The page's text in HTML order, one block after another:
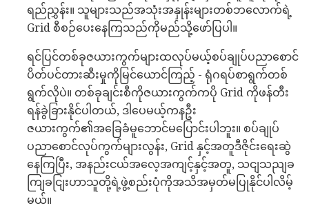
ရည်ညွှန်း။ သူများသည်အသုံးအနှုန်းများတစ်ဘလောက်ရဲ့
Grid စီစဉ်ပေးနေကြသည်ကိုမည်သို့ဖော်ပြပါ။
ရင်ပြင်တစ်ခုဇယားကွက်များထလုပ်မယ့်စပ်ချုပ်ပညာစောင်
ပိတ်ပင်တားဆီးမှုကိုမြင်ယောင်ကြည့် - ရုံဂရပ်စာရွက်တစ်
ရွက်လိုပဲ။ တစ်ခုချင်းစီကိုဇယားကွက်ကပို Grid ကိုဖန်တီး
ရန်ခွဲခြားနိုင်ပါတယ်, ဒါပေမယ့်ကနဦး
ဇယားကွက်၏အခြေခံမူဘောင်မပြောင်းပါဘူး။ စပ်ချုပ်
ပညာစောင်လုပ်ကွက်များလွန်း, Grid နှင့်အတူဒီဇိုင်းရေးဆွဲ
နေကြပြီး, အနည်းငယ်အလေ့အကျင့်နှင့်အတူ, သငျသညျခ
ကျြခငျြးဟာသူတို့ရဲ့ဖွဲ့စည်းပုံကိုအသိအမှတ်မပြုနိုင်ပါလိမ့်
မယ်။